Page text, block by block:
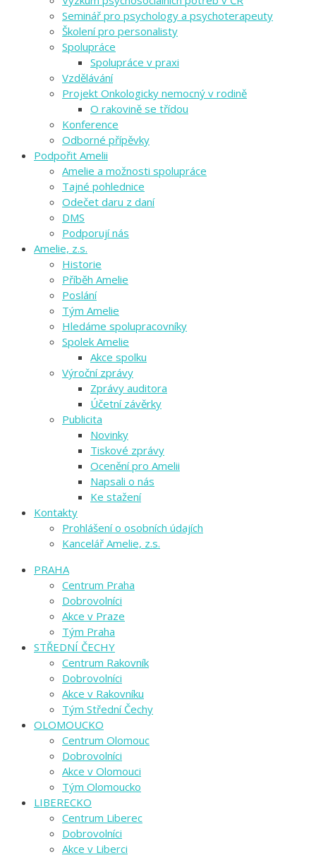
Seminář pro psychology a psychoterapeuty
Školení pro personalisty
Spolupráce
Spolupráce v praxi
Vzdělávání
Projekt Onkologicky nemocný v rodině
O rakovině se třídou
Konference
Odborné přípěvky
Podpořit Amelii
Amelie a možnosti spolupráce
Tajné pohlednice
Odečet daru z daní
DMS
Podporují nás
Amelie, z.s.
Historie
Příběh Amelie
Poslání
Tým Amelie
Hledáme spolupracovníky
Spolek Amelie
Akce spolku
Výroční zprávy
Zprávy auditora
Účetní závěrky
Publicita
Novinky
Tiskové zprávy
Ocenění pro Amelii
Napsali o nás
Ke stažení
Kontakty
Prohlášení o osobních údajích
Kancelář Amelie, z.s.
PRAHA
Centrum Praha
Dobrovolníci
Akce v Praze
Tým Praha
STŘEDNÍ ČECHY
Centrum Rakovník
Dobrovolníci
Akce v Rakovníku
Tým Střední Čechy
OLOMOUCKO
Centrum Olomouc
Dobrovolníci
Akce v Olomouci
Tým Olomoucko
LIBERECKO
Centrum Liberec
Dobrovolníci
Akce v Liberci